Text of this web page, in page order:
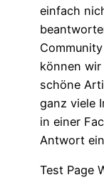
einfach
können wir
schöne
ganz viele
in einer
Antwort
Test Page